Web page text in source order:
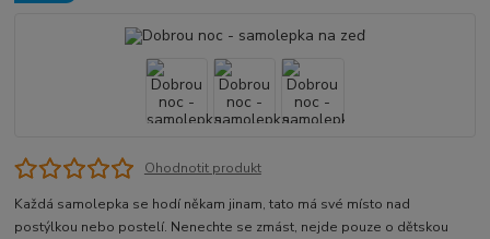
Ohodnotit produkt
Každá samolepka se hodí někam jinam, tato má své místo nad
postýlkou nebo postelí. Nenechte se zmást, nejde pouze o dětskou